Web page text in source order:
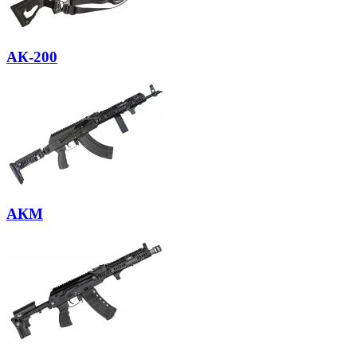
АК-200
АКМ